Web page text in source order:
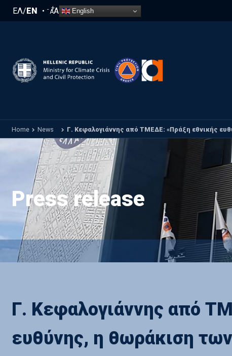
Skip to main content
ΕΛ/EN -A+A English
Home News Γ. Κεφαλογιάννης από ΤΜΕΔΕ: «Πράξη εθνικής
Press release
Γ. Κεφαλογιάννης από
ευθύνης, η θωράκιση